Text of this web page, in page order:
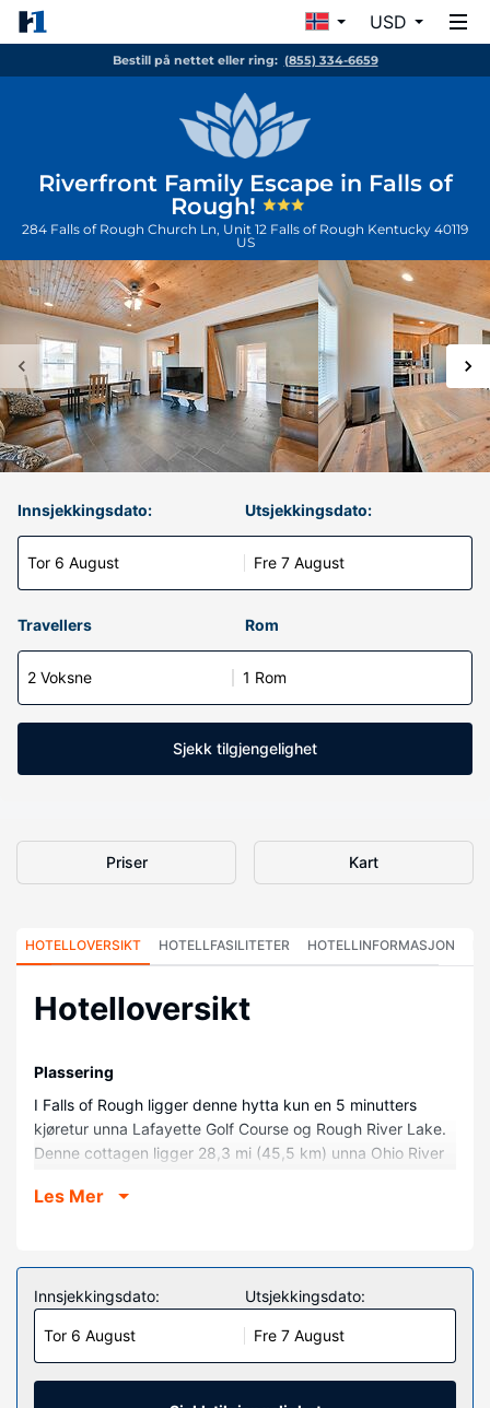
USD
Bestill på nettet eller ring: (855) 334-6659
Riverfront Family Escape in Falls of
Rough!
284 Falls of Rough Church Ln, Unit 12 Falls of Rough Kentucky 40119
US
Innsjekkingsdato:
Tor 6 August
Utsjekkingsdato:
Fre 7 August
Travellers Rom
2 Voksne 1 Rom
Sjekk tilgjengelighet
Priser Kart
HOTELLOVERSIKT HOTELLFASILITETER HOTELLINFORMASJON
Hotelloversikt
Plassering
I Falls of Rough ligger denne hytta kun en 5 minutters
kjøretur unna Lafayette Golf Course og Rough River Lake.
Denne cottagen ligger 28,3 mi (45,5 km) unna Ohio River
Park.
Føl deg som hjemme på denne hytta, som er utstyrt med
airconditioning og et kjøkken med stekeovn og
komfyrtopp. Bekvemmelighetene omfatter mikrobølgeovn
og takvifte.
Dra nytte av stedets fasiliteter, som wi-fi (inkludert) og
Les Mer
Innsjekkingsdato:
Tor 6 August
Utsjekkingsdato:
Fre 7 August